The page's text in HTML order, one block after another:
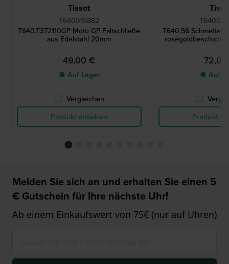
Tissot
T640015882
T640.T372110GP Moto GP Faltschließe
aus Edelstahl 20mm
49,00 €
● Auf Lager
Vergleichen
Produkt ansehen
T640.56
● Auf
Produkt
Melden Sie sich an und erhalten Sie einen 5
€ Gutschein für Ihre nächste Uhr!
Ab einem Einkaufswert von 75€ (nur auf Uhren)